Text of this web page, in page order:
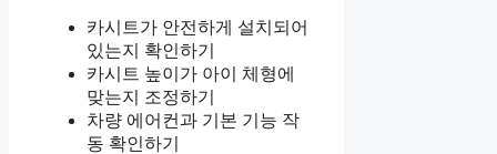
카시트가 안전하게 설치되어
있는지 확인하기
카시트 높이가 아이 체형에
맞는지 조정하기
차량 에어컨과 기본 기능 작
동 확인하기